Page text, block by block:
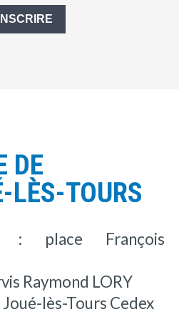
DE
LÈS-TOURS
: place François
Raymond LORY
lès-Tours Cedex